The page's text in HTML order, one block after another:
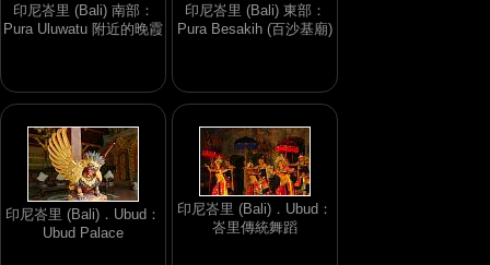
印尼峇里 (Bali) 南部：
Pura Uluwatu 附近的晚霞
印尼峇里 (Bali) 東部：
Pura Besakih (百沙基廟)
印尼峇里 (Bali)．Ubud：
Ubud Palace
印尼峇里 (Bali)．Ubud：
峇里傳統舞蹈